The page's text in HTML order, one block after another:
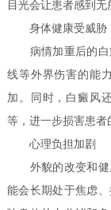
目光会让患者感到无
身体健康受威胁
病情加重后的白
线等外界伤害的能
加。同时，白癜风
等，进一步损害患者
心理负担加剧
外貌的改变和健
能会长期处于焦虑